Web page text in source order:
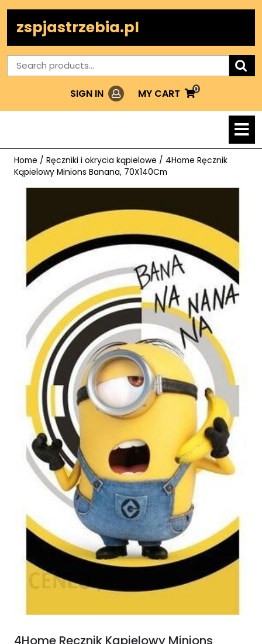
contentzspjastrzebia.pl
Search
for:
SIGN IN LoginMY CART
MY
0
Home / Ręczniki i okrycia kąpielowe / 4Home Ręcznik
Kąpielowy Minions Banana, 70X140Cm
4Home Ręcznik Kąpielowy Minions